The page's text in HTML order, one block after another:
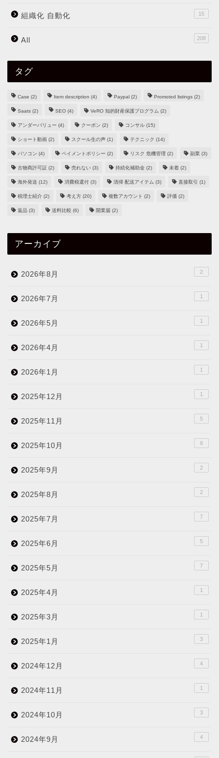
組織化 自動化 15
All 208
タグ
Case (2) Item description (4) Paypal (2) Promoted listings (2)
Saats (2) SEO (4) VeRO 知的財産保護プログラム (2)
アンダーバリュー (4) クーポン (2) コンサル (15)
ショート動画 (2) スクール生の声 (1) テクニック (14)
パソコン (4) ペイメントポリシー (2) リスク 危機管理 (2) 副業 (3)
古物商許可証 (2) 売れない (3) 持続化補助金 (2) 未着 (2)
海外発送 (12) 消費税還付 (3) 清掃 配送アイテム (3) 直接取引 (1)
税理士紹介 (2) 考え方 (20) 複数アカウント (2) 評価 (2)
返品 (3) 送料比較 (6) 開業届 (2)
アーカイブ
2026年8月 2
2026年7月 1
2026年5月 1
2026年4月 1
2026年1月 1
2025年12月 1
2025年11月 5
2025年10月 8
2025年9月 2
2025年8月 2
2025年7月 7
2025年6月 5
2025年5月 7
2025年4月 1
2025年3月 1
2025年1月 3
2024年12月 4
2024年11月 1
2024年10月 3
2024年9月 4